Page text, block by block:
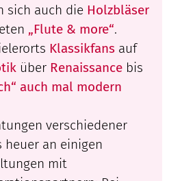
sich auch die Holzbläser
„Flute & more“.
Klassikfans auf
über Renaissance bis
auch mal modern
verschiedener
an einigen
mit